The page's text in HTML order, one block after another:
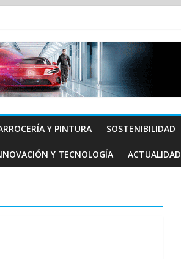
Y PINTURA SOSTENIBILIDAD
Y TECNOLOGÍA ACTUALIDAD